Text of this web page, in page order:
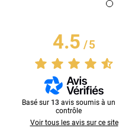
4.5/5
Basé sur 13 avis soumis à un
contrôle
Voir tous les avis sur ce site